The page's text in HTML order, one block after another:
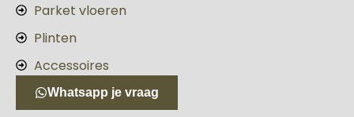
Parket vloeren
Plinten
Accessoires
Whatsapp je vraag